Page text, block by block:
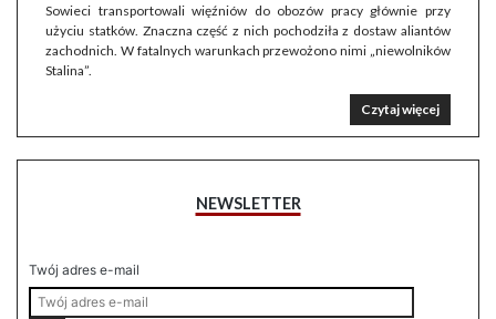
Sowieci transportowali więźniów do obozów pracy głównie przy
użyciu statków. Znaczna część z nich pochodziła z dostaw aliantów
zachodnich. W fatalnych warunkach przewożono nimi „niewolników
Stalina”.
Czytaj więcej
NEWSLETTER
Twój adres e-mail